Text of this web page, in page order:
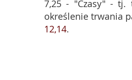
7,25 - "Czasy" - tj.
określenie trwania
12,14.